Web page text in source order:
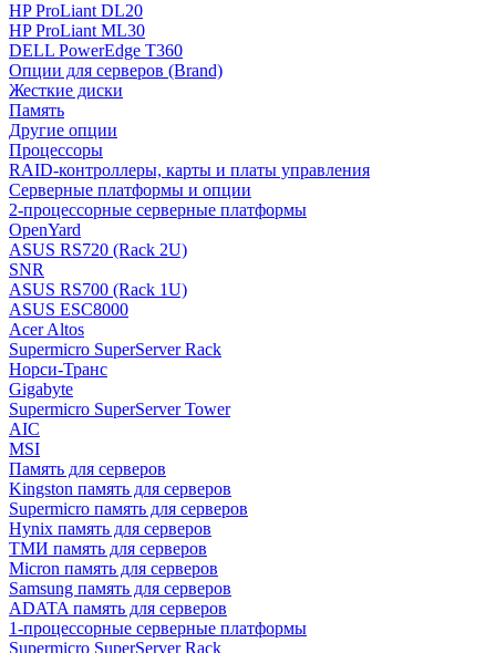
HP ProLiant DL20
HP ProLiant ML30
DELL PowerEdge T360
Опции для серверов (Brand)
Жесткие диски
Память
Другие опции
Процессоры
RAID-контроллеры, карты и платы управления
Серверные платформы и опции
2-процессорные серверные платформы
OpenYard
ASUS RS720 (Rack 2U)
SNR
ASUS RS700 (Rack 1U)
ASUS ESC8000
Acer Altos
Supermicro SuperServer Rack
Норси-Транс
Gigabyte
Supermicro SuperServer Tower
AIC
MSI
Память для серверов
Kingston память для серверов
Supermicro память для серверов
Hynix память для серверов
ТМИ память для серверов
Micron память для серверов
Samsung память для серверов
ADATA память для серверов
1-процессорные серверные платформы
Supermicro SuperServer Rack